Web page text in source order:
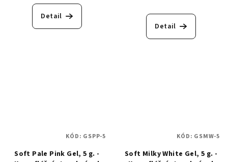
Detail
Detail
Soft Pale Pink Gel, 5 g. -
KÓD: GSPP-5
Soft Milky White Gel, 5 g. -
KÓD: GSMW-5